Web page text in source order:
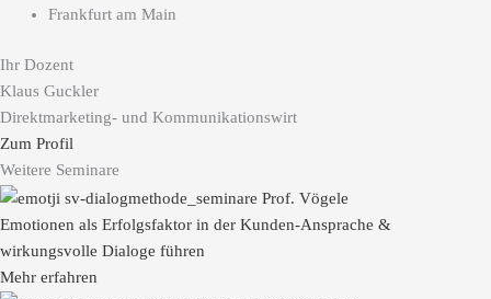
Frankfurt am Main
Ihr Dozent
Klaus Guckler
Direktmarketing- und Kommunikationswirt
Zum Profil
Weitere Seminare
Emotionen als Erfolgsfaktor in der Kunden-Ansprache &
wirkungsvolle Dialoge führen
Mehr erfahren